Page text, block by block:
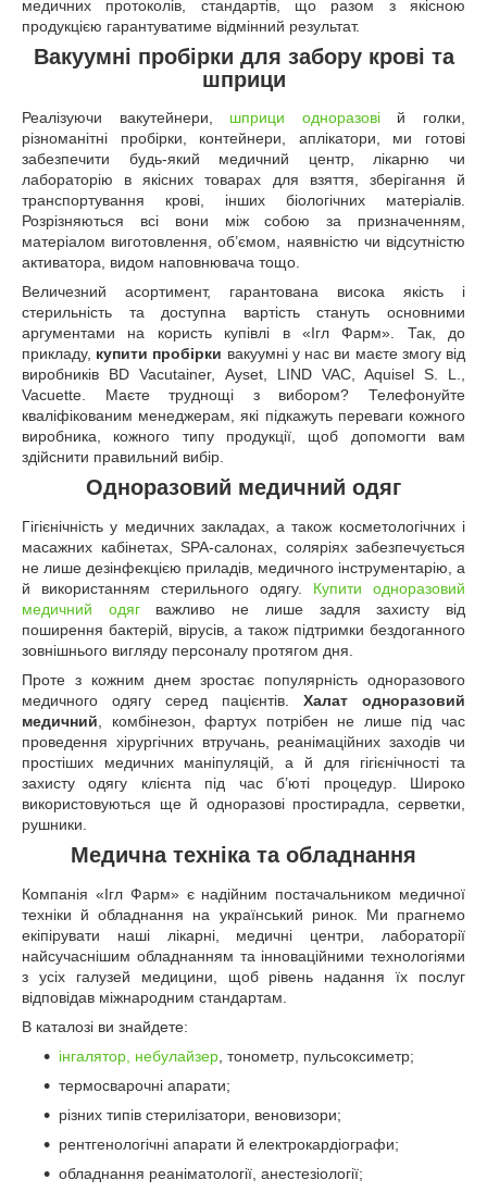
медичних протоколів, стандартів, що разом з якісною
продукцією гарантуватиме відмінний результат.
Вакуумні пробірки для забору крові та
шприци
Реалізуючи вакутейнери, шприци одноразовій голки,
різноманітні пробірки, контейнери, аплікатори, ми готові
забезпечити будь-який медичний центр, лікарню чи
лабораторію в якісних товарах для взяття, зберігання й
транспортування крові, інших біологічних матеріалів.
Розрізняються всі вони між собою за призначенням,
матеріалом виготовлення, об’ємом, наявністю чи відсутністю
активатора, видом наповнювача тощо.
Величезний асортимент, гарантована висока якість і
стерильність та доступна вартість стануть основними
аргументами на користь купівлі в «Ігл Фарм». Так, до
прикладу, купити пробірки вакуумні у нас ви маєте змогу від
виробників BD Vacutainer, Аyset, LIND VAC, Aquisel S. L.,
Vacuette. Маєте труднощі з вибором? Телефонуйте
кваліфікованим менеджерам, які підкажуть переваги кожного
виробника, кожного типу продукції, щоб допомогти вам
здійснити правильний вибір.
Одноразовий медичний одяг
Гігієнічність у медичних закладах, а також косметологічних і
масажних кабінетах, SPA-салонах, соляріях забезпечується
не лише дезінфекцією приладів, медичного інструментарію, а
й використанням стерильного одягу. Купити одноразовий
медичний одягважливо не лише задля захисту від
поширення бактерій, вірусів, а також підтримки бездоганного
зовнішнього вигляду персоналу протягом дня.
Проте з кожним днем зростає популярність одноразового
медичного одягу серед пацієнтів. Халат одноразовий
медичний , комбінезон, фартух потрібен не лише під час
проведення хірургічних втручань, реанімаційних заходів чи
простіших медичних маніпуляцій, а й для гігієнічності та
захисту одягу клієнта під час б’юті процедур. Широко
використовуються ще й одноразові простирадла, серветки,
рушники.
Медична техніка та обладнання
Компанія «Ігл Фарм» є надійним постачальником медичної
техніки й обладнання на український ринок. Ми прагнемо
екіпірувати наші лікарні, медичні центри, лабораторії
найсучаснішим обладнанням та інноваційними технологіями
з усіх галузей медицини, щоб рівень надання їх послуг
відповідав міжнародним стандартам.
В каталозі ви знайдете:
інгалятор, небулайзер , тонометр, пульсоксиметр;
термосварочні апарати;
різних типів стерилізатори, веновизори;
рентгенологічні апарати й електрокардіографи;
обладнання реаніматології, анестезіології;